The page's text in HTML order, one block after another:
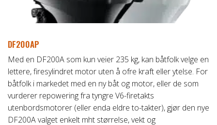
DF200AP
Med en DF200A som kun veier 235 kg, kan båtfolk velge en
lettere, firesylindret motor uten å ofre kraft eller ytelse. For
båtfolk i markedet med en ny båt og motor, eller de som
vurderer repowering fra tyngre V6-firetakts
utenbordsmotorer (eller enda eldre to-takter), gjør den nye
DF200A valget enkelt mht størrelse, vekt og